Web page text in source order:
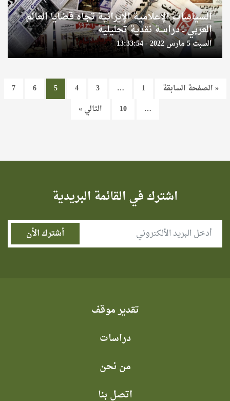
السياسات الإعلامية الإيرانية تجاه قضايا العالم
العربي ــ دراسة نقدية تحليلية
السبت 5 مارس 2022 - 13:33:54
« الصفحة السابقة 1
…
3
4
5
6
7
…
10 التالي »
اشترك في القائمة البريدية
تقدير موقف
دراسات
من نحن
اتصل بنا